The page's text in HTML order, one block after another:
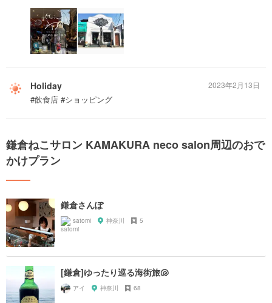
Holiday
#飲食店 #ショッピング
2023年2月13日
鎌倉ねこサロン KAMAKURA neco salon周辺のおで
かけプラン
鎌倉さんぽ
satomi 神奈川 5
[鎌倉]ゆったり巡る海街旅🐚
アイ 神奈川 68